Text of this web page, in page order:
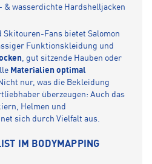
& wasserdichte Hardshelljacken
Fans bietet Salomon
Funktionskleidung und
, gut sitzende Hauben oder
Materialien optimal
Nicht nur, was die Bekleidung
überzeugen: Auch das
Helmen und
sich durch Vielfalt aus.
IM BODYMAPPING